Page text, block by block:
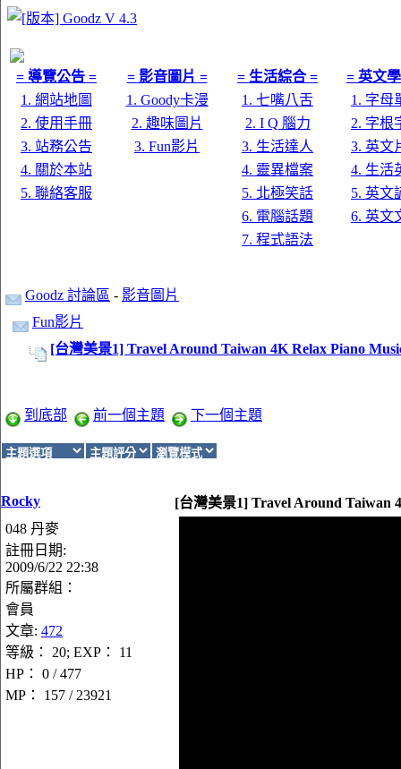
= 導覽公告 = = 影音圖片 = = 生活綜合 =
= 英文
1. 網站地圖
1. Goody卡漫 1. 七嘴八舌
1. 字母
2. 使用手冊
2. 趣味圖片 2. I Q 腦力
2. 字根
3. 站務公告
3. Fun影片 3. 生活達人
3. 英文
4. 關於本站
4. 靈異檔案
4. 生活
5. 聯絡客服
5. 北極笑話
5. 英文
6. 電腦話題
6. 英文
7. 程式語法
Goodz 討論區 - 影音圖片
Fun影片
[台灣美景1] Travel Around Taiwan 4K Relax Piano
到底部 前一個主題 下一個主題
Rocky
[台灣美景1] Travel Around Taiwan
048 丹麥
註冊日期:
2009/6/22 22:38
所屬群組：
會員
文章: 472
等級： 20; EXP： 11
HP： 0 / 477
MP： 157 / 23921